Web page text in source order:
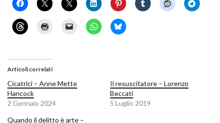
Articoli correlati
Cicatrici – Anne Mette
Hancock
2 Gennaio 2024
Il resuscitatore – Lorenzo
Beccati
5 Luglio 2019
Quando il delitto è arte –